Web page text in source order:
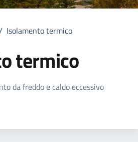
Isolamento termico
termico
notizia
da freddo e caldo eccessivo